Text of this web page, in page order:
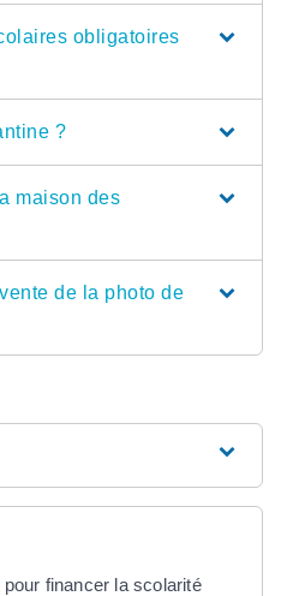
obligatoires
?
maison des
de la photo de
financer la scolarité